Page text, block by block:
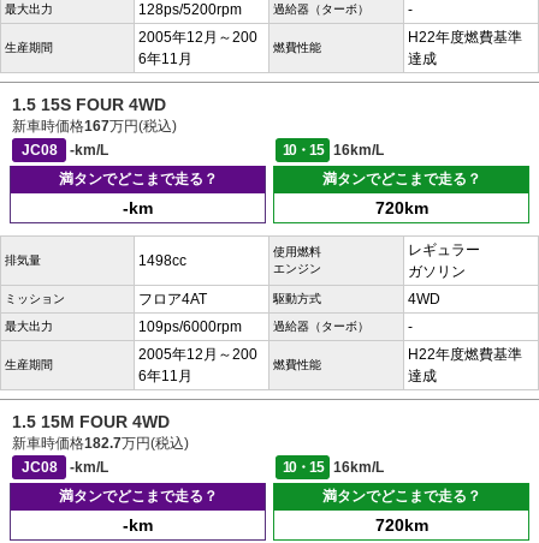
最大出力 128ps/5200rpm 過給器（ターボ） -
生産期間
2005年12月～200
6年11月
燃費性能
H22年度燃費基準
達成
1.5 15S FOUR 4WD
新車時価格167万円(税込)
JC08
-km/L 10・15
16km/L
満タンでどこまで走る？
-km
満タンでどこまで走る？
720km
排気量 1498cc
使用燃料
エンジン
レギュラー
ガソリン
ミッション フロア4AT 駆動方式 4WD
最大出力 109ps/6000rpm 過給器（ターボ） -
生産期間
2005年12月～200
6年11月
燃費性能
H22年度燃費基準
達成
1.5 15M FOUR 4WD
新車時価格182.7万円(税込)
JC08
-km/L 10・15
16km/L
満タンでどこまで走る？
-km
満タンでどこまで走る？
720km